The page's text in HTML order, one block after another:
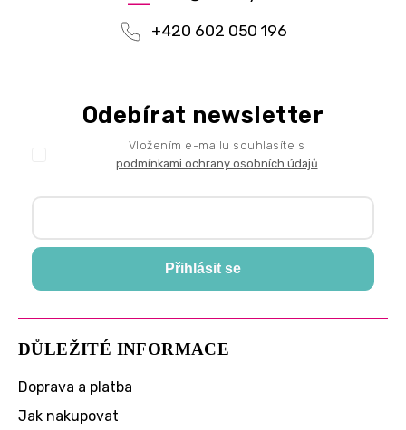
+420 602 050 196
DŮLEŽITÉ INFORMACE
Doprava a platba
Jak nakupovat
Odebírat newsletter
Vložením e-mailu souhlasíte s
podmínkami ochrany osobních údajů
Přihlásit se